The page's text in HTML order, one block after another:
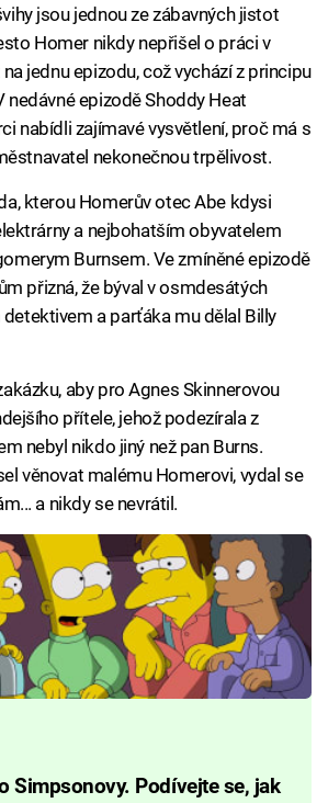
jsou jednou ze zábavných jistot
Homer nikdy nepřišel o práci v
jednu epizodu, což vychází z principu
nedávné epizodě Shoddy Heat
nabídli zajímavé vysvětlení, proč má s
nekonečnou trpělivost.
kterou Homerův otec Abe kdysi
a nejbohatším obyvatelem
Burnsem. Ve zmíněné epizodě
přizná, že býval v osmdesátých
a parťáka mu dělal Billy
aby pro Agnes Skinnerovou
přítele, jehož podezírala z
nebyl nikdo jiný než pan Burns.
věnovat malému Homerovi, vydal se
a nikdy se nevrátil.
Simpsonovy. Podívejte se, jak